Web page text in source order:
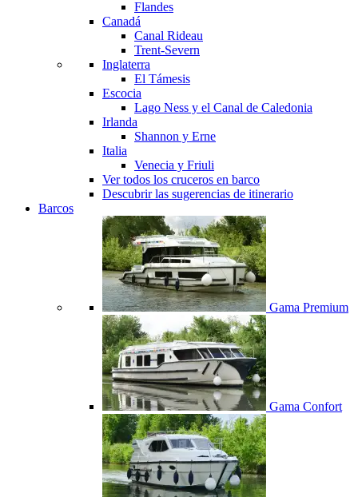
Flandes
Canadá
Canal Rideau
Trent-Severn
Inglaterra
El Támesis
Escocia
Lago Ness y el Canal de Caledonia
Irlanda
Shannon y Erne
Italia
Venecia y Friuli
Ver todos los cruceros en barco
Descubrir las sugerencias de itinerario
Barcos
Gama Premium
Gama Confort